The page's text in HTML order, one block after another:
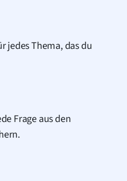
jedes Thema, das du
Frage aus den